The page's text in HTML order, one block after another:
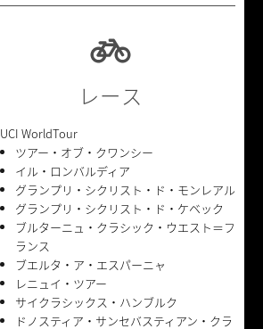
レース
UCI WorldTour
ツアー・オブ・クワンシー
イル・ロンバルディア
グランプリ・シクリスト・ド・モンレアル
グランプリ・シクリスト・ド・ケベック
ブルターニュ・クラシック・ウエスト＝フ
ランス
ブエルタ・ア・エスパーニャ
レニュイ・ツアー
サイクラシックス・ハンブルク
ドノスティア・サンセバスティアン・クラ